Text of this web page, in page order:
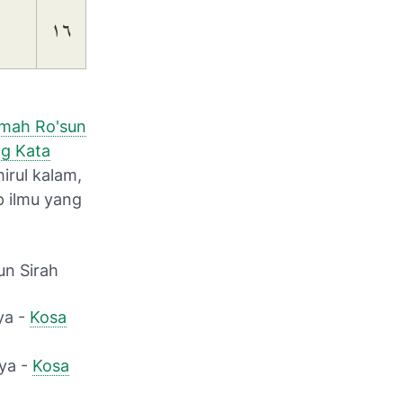
١٦
Ro'sun
Kata
kalam,
ilmu yang
Sirah
- Kosa
- Kosa